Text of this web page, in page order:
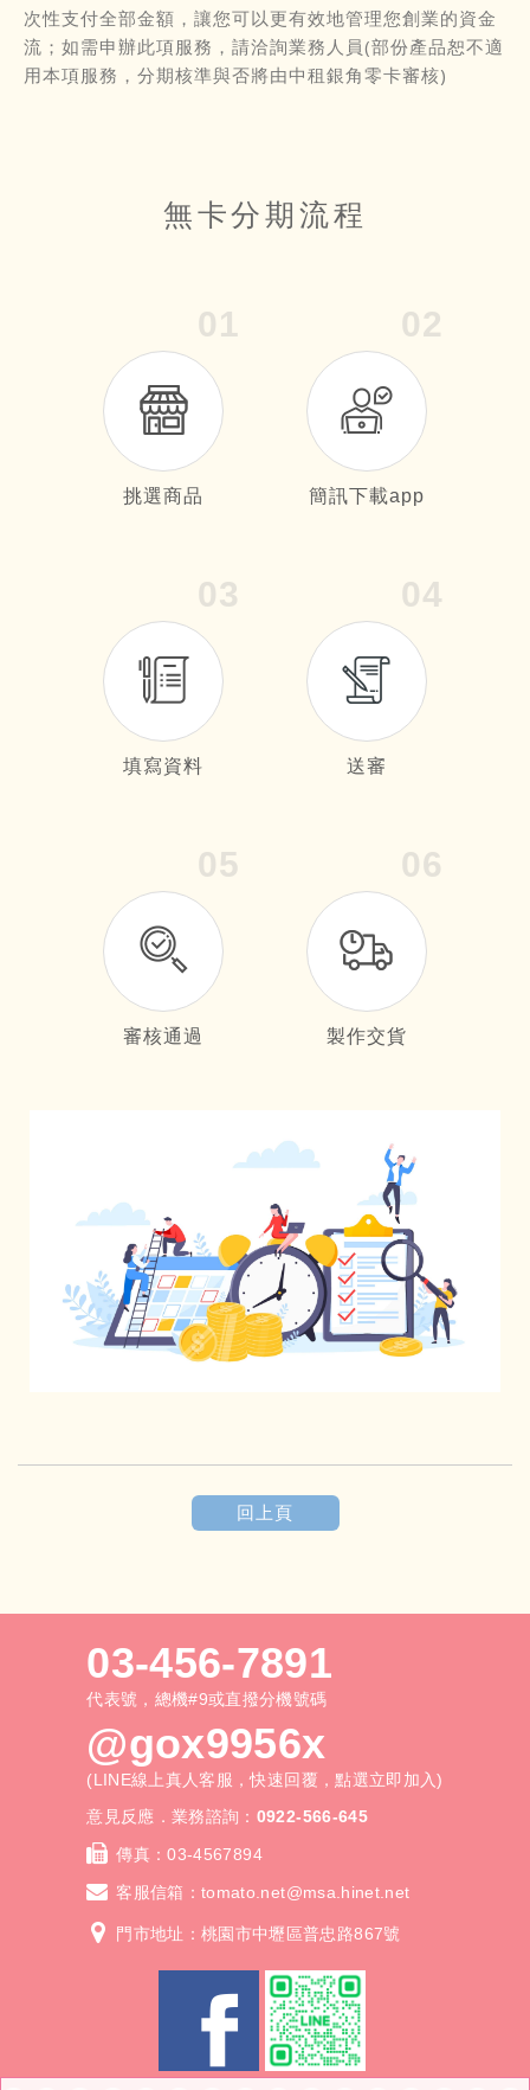
次性支付全部金額，讓您可以更有效地管理您創業的資金
流；如需申辦此項服務，請洽詢業務人員(部份產品恕不適
用本項服務，分期核準與否將由中租銀角零卡審核)
無卡分期流程
01
挑選商品
02
簡訊下載app
03
填寫資料
04
送審
05
審核通過
06
製作交貨
回上頁
03-456-7891
代表號，總機#9或直撥分機號碼
@gox9956x
(LINE線上真人客服，快速回覆，點選立即加入)
意見反應．業務諮詢： 0922-566-645
傳真：03-4567894
客服信箱：tomato.net@msa.hinet.net
門市地址：桃園市中壢區普忠路867號